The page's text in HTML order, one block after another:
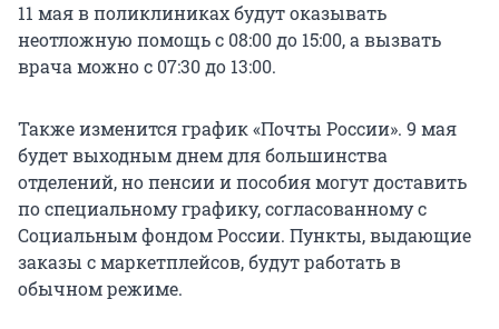
11 мая в поликлиниках будут оказывать
неотложную помощь с 08:00 до 15:00, а вызвать
врача можно с 07:30 до 13:00.
Также изменится график «Почты России». 9 мая
будет выходным днем для большинства
отделений, но пенсии и пособия могут доставить
по специальному графику, согласованному с
Социальным фондом России. Пункты, выдающие
заказы с маркетплейсов, будут работать в
обычном режиме.